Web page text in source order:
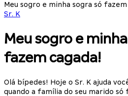
Meu sogro e minha sogra só fazem
Sr. K
Meu sogro e
fazem cagada!
Olá bípedes! Hoje o Sr. K ajuda
quando a família do seu marido só